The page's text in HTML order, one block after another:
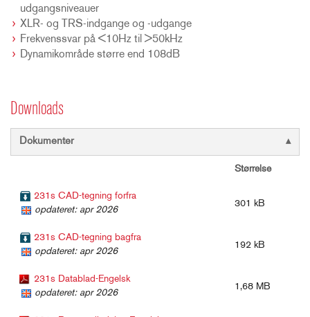
udgangsniveauer
XLR- og TRS-indgange og -udgange
Frekvenssvar på <10Hz til >50kHz
Dynamikområde større end 108dB
Downloads
Dokumenter
Størrelse
231s CAD-tegning forfra
opdateret: apr 2026
301 kB
231s CAD-tegning bagfra
opdateret: apr 2026
192 kB
231s Datablad-Engelsk
opdateret: apr 2026
1,68 MB